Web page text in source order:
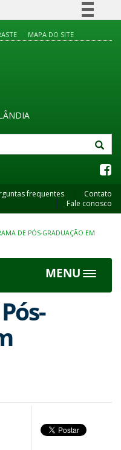
Canais
MAPA DO SITE
frequentes
Contato
Fale conosco
DE PÓS-GRADUAÇÃO EM
MENU
Toggle